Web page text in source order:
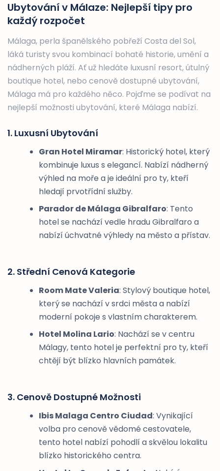
Ubytování v Málaze: Nejlepší tipy pro
každý rozpočet
Málaga, perla španělského pobřeží Costa del Sol,
láká turisty svou kombinací bohaté historie, umění a
nádherných pláží. Ať už hledáte luxusní resort, útulný
boutique hotel, nebo cenově dostupné ubytování,
Málaga má pro každého něco. Pojďme se podívat na
nejlepší možnosti ubytování, které Málaga nabízí.
1. Luxusní Ubytování
Gran Hotel Miramar: Historický hotel, který
kombinuje luxus s elegancí. Nabízí nádherný
výhled na moře a je ideální pro ty, kteří
hledají prvotřídní služby.
Parador de Málaga Gibralfaro: Tento
hotel se nachází vedle hradu Gibralfaro a
nabízí úchvatné výhledy na město a přístav.
2. Střední Cenová Kategorie
Room Mate Valeria: Stylový boutique hotel,
který se nachází v srdci města a nabízí
moderní pokoje s vlastním charakterem.
Hotel Molina Lario: Nachází se v centru
Málagy, tento hotel je perfektní pro ty, kteří
chtějí být blízko hlavních památek.
3. Cenově Dostupné Možnosti
Ibis Malaga Centro Ciudad: Vynikající
volba pro cenově vědomé cestovatele,
tento hotel nabízí pohodlí a skvělou lokalitu
blízko historického centra.